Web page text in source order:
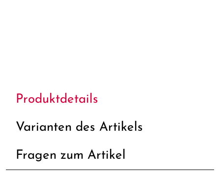
Produktdetails
Varianten des Artikels
Fragen zum Artikel